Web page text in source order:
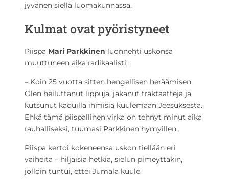
jyvänen siellä luomakunnassa.
Kulmat ovat pyöristyneet
Piispa Mari Parkkinen luonnehti uskonsa
muuttuneen aika radikaalisti:
– Koin 25 vuotta sitten hengellisen heräämisen.
Olen heiluttanut lippuja, jakanut traktaatteja ja
kutsunut kaduilla ihmisiä kuulemaan Jeesuksesta.
Ehkä tämä piispallinen virka on tehnyt minut aika
rauhalliseksi, tuumasi Parkkinen hymyillen.
Piispa kertoi kokeneensa uskon tiellään eri
vaiheita – hiljaisia hetkiä, sielun pimeyttäkin,
jolloin tuntui, ettei Jumala kuule.